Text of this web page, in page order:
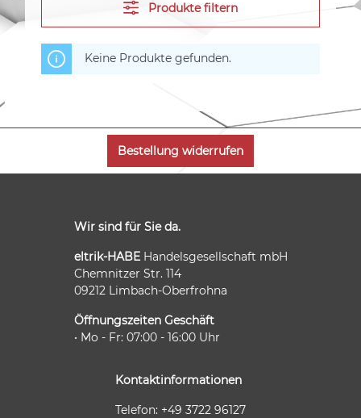
Produkte filtern
Keine Produkte gefunden.
Bestellung widerrufen
Wir sind für Sie da.
eltrik-HABEHandelsgesellschaft mbH
Chemnitzer Str. 114
09212 Limbach-Oberfrohna
Öffnungszeiten Geschäft
• Mo - Fr: 07:00 - 16:00 Uhr
Kontaktinformationen
Telefon: +49 3722 96127